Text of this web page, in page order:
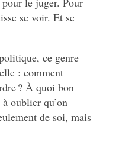
se voir. Et se
ce genre
: comment
? À quoi bon
oublier qu’on
de soi, mais